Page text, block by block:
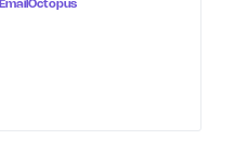
EmailOctopus